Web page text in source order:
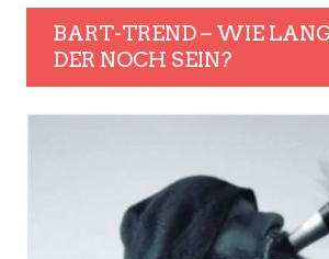
BART-TREND – WIE
DER NOCH SEIN?